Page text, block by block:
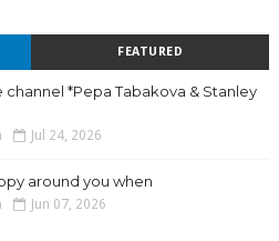
FEATURED
channel *Pepa Tabakova & Stanley
Jul 24, 2026
around you when
Jun 07, 2026